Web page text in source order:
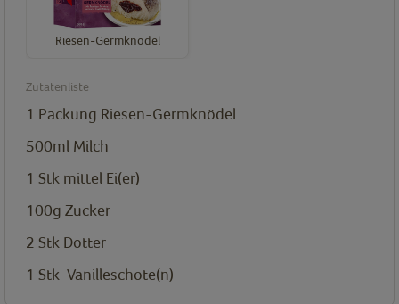
Riesen-Germknödel
Zutatenliste
1 Packung Riesen-Germknödel
500ml Milch
1 Stk mittel Ei(er)
100g Zucker
2 Stk Dotter
1 Stk Vanilleschote(n)